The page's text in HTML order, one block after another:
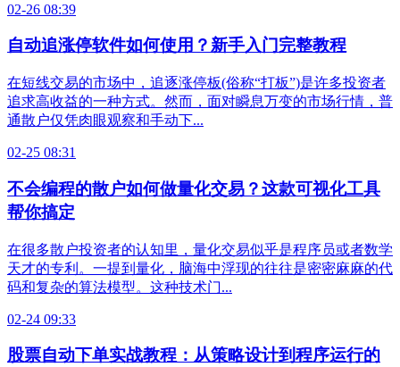
02-26 08:39
自动追涨停软件如何使用？新手入门完整教程
在短线交易的市场中，追逐涨停板(俗称“打板”)是许多投资者
追求高收益的一种方式。然而，面对瞬息万变的市场行情，普
通散户仅凭肉眼观察和手动下...
02-25 08:31
不会编程的散户如何做量化交易？这款可视化工具
帮你搞定
在很多散户投资者的认知里，量化交易似乎是程序员或者数学
天才的专利。一提到量化，脑海中浮现的往往是密密麻麻的代
码和复杂的算法模型。这种技术门...
02-24 09:33
股票自动下单实战教程：从策略设计到程序运行的